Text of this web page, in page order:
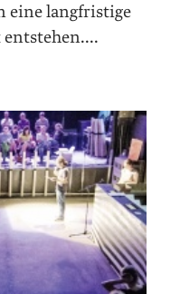
eine langfristige